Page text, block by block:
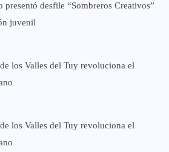
presentó desfile “Sombreros Creativos”
juvenil
los Valles del Tuy revoluciona el
los Valles del Tuy revoluciona el